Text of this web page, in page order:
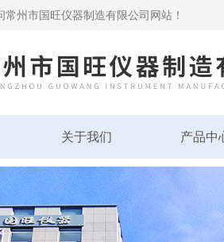
常州市国旺仪器制造有限公司网站！
关于我们 产品中